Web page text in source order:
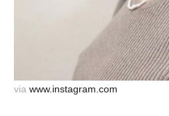
via www.instagram.com